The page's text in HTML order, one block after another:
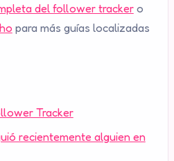
del follower trackero
para más guías localizadas
Tracker
recientemente alguien en